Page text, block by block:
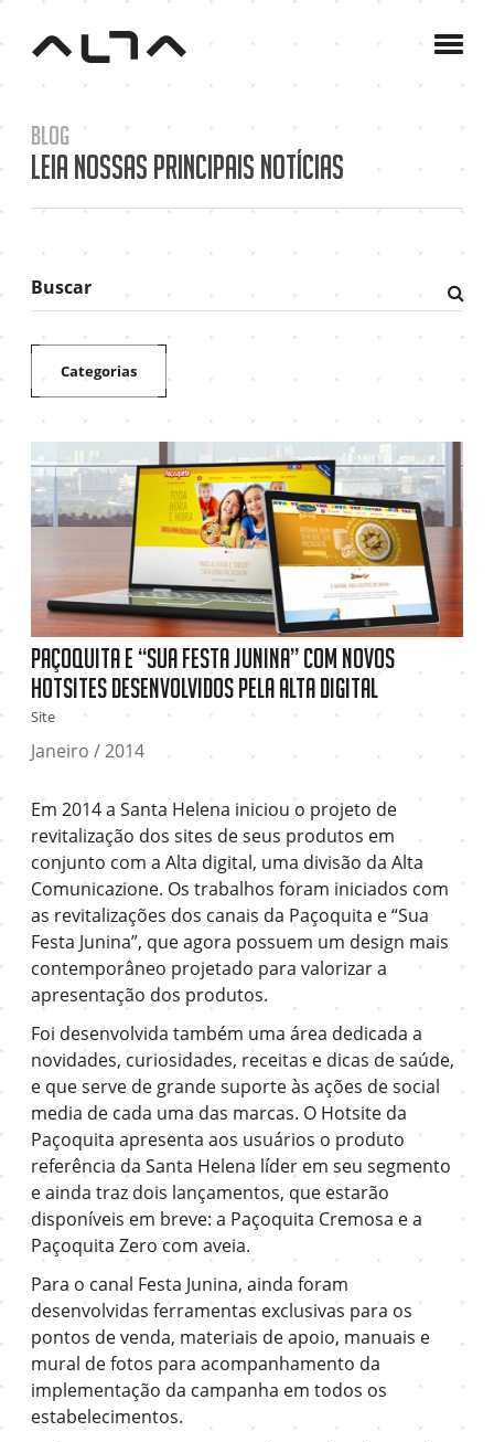
Blog
Leia nossas principais notícias
Buscar
Fazer
Categorias
Paçoquita e “Sua Festa Junina” com novos
hotsites desenvolvidos pela Alta Digital
Site
Janeiro / 2014
Em 2014 a Santa Helena iniciou o projeto de
revitalização dos sites de seus produtos em
conjunto com a Alta digital, uma divisão da Alta
Comunicazione. Os trabalhos foram iniciados com
as revitalizações dos canais da Paçoquita e “Sua
Festa Junina”, que agora possuem um design mais
contemporâneo projetado para valorizar a
apresentação dos produtos.
Foi desenvolvida também uma área dedicada a
novidades, curiosidades, receitas e dicas de saúde,
e que serve de grande suporte às ações de social
media de cada uma das marcas. O Hotsite da
Paçoquita apresenta aos usuários o produto
referência da Santa Helena líder em seu segmento
e ainda traz dois lançamentos, que estarão
disponíveis em breve: a Paçoquita Cremosa e a
Paçoquita Zero com aveia.
Para o canal Festa Junina, ainda foram
desenvolvidas ferramentas exclusivas para os
pontos de venda, materiais de apoio, manuais e
mural de fotos para acompanhamento da
implementação da campanha em todos os
estabelecimentos.